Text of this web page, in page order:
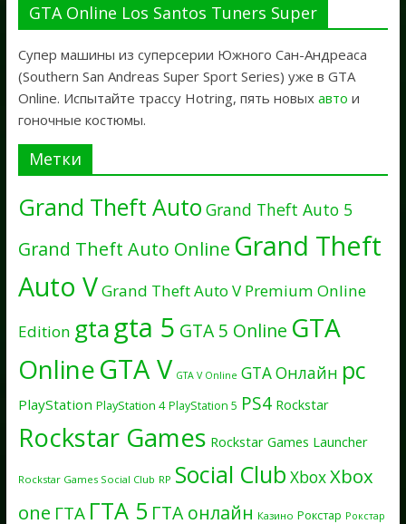
GTA Online Los Santos Tuners Super
Супер машины из суперсерии Южного Сан-Андреаса
(Southern San Andreas Super Sport Series) уже в GTA
Online. Испытайте трассу Hotring, пять новых авто и
гоночные костюмы.
Метки
Grand Theft Auto Grand Theft Auto 5
Grand Theft Auto Online Grand Theft
Auto VGrand Theft Auto V Premium Online
Edition gtagta 5 GTA 5 Online GTA
OnlineGTA V GTA V Online GTA Онлайн pc
PlayStation PlayStation 4 PlayStation 5 PS4 Rockstar
Rockstar Games Rockstar Games Launcher
Rockstar Games Social Club RP Social Club XboxXbox
one ГТА ГТА 5 ГТА онлайн Казино Рокстар Рокстар